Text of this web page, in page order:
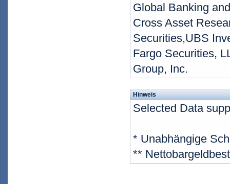
Global Banking
Cross Asset
Securities,UBS
Fargo Securities,
Group, Inc.
Hinweis
Selected Data
* Unabhängige
**